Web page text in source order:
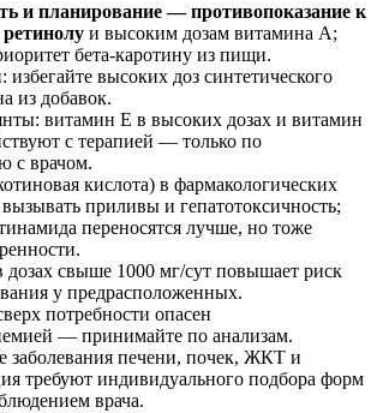
и планирование — противопоказание к
и высоким дозам витамина A;
бета‑каротину из пищи.
высоких доз синтетического
из добавок.
витамин E в высоких дозах и витамин
с терапией — только по
с врачом.
кислота) в фармакологических
приливы и гепатотоксичность;
переносятся лучше, но тоже
свыше 1000 мг/сут повышает риск
у предрасположенных.
потребности опасен
— принимайте по анализам.
заболевания печени, почек, ЖКТ и
требуют индивидуального подбора форм
врача.